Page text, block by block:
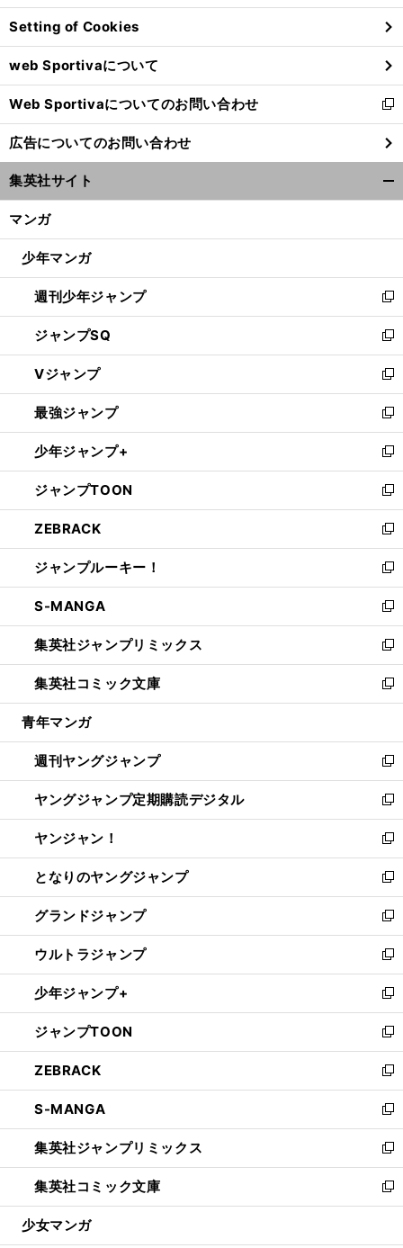
ン
ド
ウ
で
開
く
Setting of Cookies
web Sportivaについて
Web Sportivaについてのお問い合わせ
新
し
い
ウ
ィ
ン
ウ
開
く
広告についてのお問い合わせ
集英社サイト
マンガ
少年マンガ
週刊少年ジャンプ
新
し
い
ウ
ィ
ン
ド
ウ
で
開
く
ジャンプSQ
新
し
い
ウ
ィ
ン
ド
ウ
で
開
く
Vジャンプ
新
し
い
ウ
ィ
ン
ド
ウ
で
開
く
最強ジャンプ
新
し
い
ウ
ィ
ン
ド
ウ
で
開
く
少年ジャンプ+
新
し
い
ウ
ィ
ン
ド
ウ
で
開
く
ジャンプTOON
新
し
い
ウ
ィ
ン
ド
ウ
で
開
く
ZEBRACK
新
し
い
ウ
ィ
ン
ド
ウ
で
開
ジャンプルーキー！
新
し
い
ウ
ィ
ン
ド
ウ
開
く
S-MANGA
新
し
い
ウ
ィ
ン
ウ
で
開
く
集英社ジャンプリミックス
新
し
い
ウ
ン
ド
ウ
で
開
く
集英社コミック文庫
新
し
ウ
ィ
ン
ド
ウ
で
開
く
青年マンガ
週刊ヤングジャンプ
新
し
い
ウ
ィ
ン
ド
ウ
で
開
く
ヤングジャンプ定期購読デジタル
新
し
い
ウ
ィ
ン
ド
ウ
で
開
く
ヤンジャン！
新
し
い
ウ
ィ
ン
ド
ウ
で
開
く
となりのヤングジャンプ
新
し
い
ウ
ィ
ン
ド
ウ
で
開
く
グランドジャンプ
新
し
い
ウ
ィ
ン
ド
ウ
で
開
く
ウルトラジャンプ
新
し
い
ウ
ィ
ン
ド
ウ
で
開
く
少年ジャンプ+
新
し
い
ウ
ィ
ン
ド
ウ
で
開
く
ジャンプTOON
新
し
い
ウ
ィ
ン
ド
ウ
で
開
ZEBRACK
新
し
い
ウ
ィ
ン
ド
ウ
開
S-MANGA
新
し
い
ウ
ィ
ン
集英社ジャンプリミックス
新
し
い
ウ
集英社コミック文庫
新
し
少女マンガ